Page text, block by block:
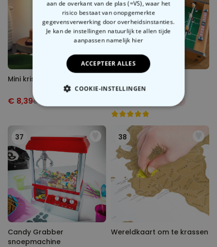
Mini kristallen bol
€ 8,39€ 14,99 -25%
37
Candy Grabber
snoepmachine
38
Wereldkaart om te krassen
aan de overkant van de plas (=VS), waar het
risico bestaat van onopgemerkte
gegevensverwerking door overheidsinstanties.
Je kan de instellingen natuurlijk te allen tijde
aanpassen namelijk hier
ACCEPTEER ALLES
COOKIE-INSTELLINGEN
NOODZAKELIJK
PERFORMANCE
MARKETING OVERIGE